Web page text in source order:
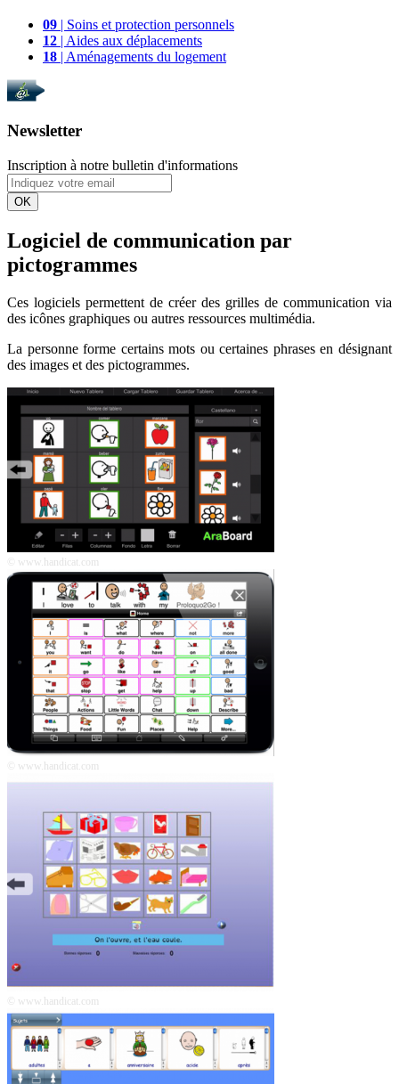
09 | Soins et protection personnels
12 | Aides aux déplacements
18 | Aménagements du logement
Newsletter
Inscription à notre bulletin d'informations
OK
Logiciel de communication par
pictogrammes
Ces logiciels permettent de créer des grilles de communication via
des icônes graphiques ou autres ressources multimédia.
La personne forme certains mots ou certaines phrases en désignant
des images et des pictogrammes.
© www.handicat.com
© www.handicat.com
© www.handicat.com